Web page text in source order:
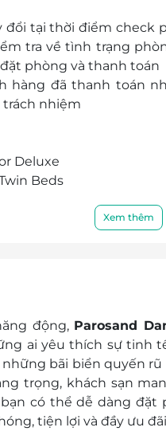
đổi tại thời điểm check
tra về tình trạng
phòng và thanh toán
hàng đã thanh toán
nhiệm
Deluxe
Beds
khi nhận phòng
gym, Kid Club và
trong phòng và
phí phục vụ và thuế
phí cá nhân và các chi
khác:
từ 6-11 tuổi ngủ chung
Xem thêm
động, Parosand
ai yêu thích sự tinh
những bãi biển quyến
trọng, khách sạn
có thể dễ dàng đặt
tiện lợi và đầy ưu